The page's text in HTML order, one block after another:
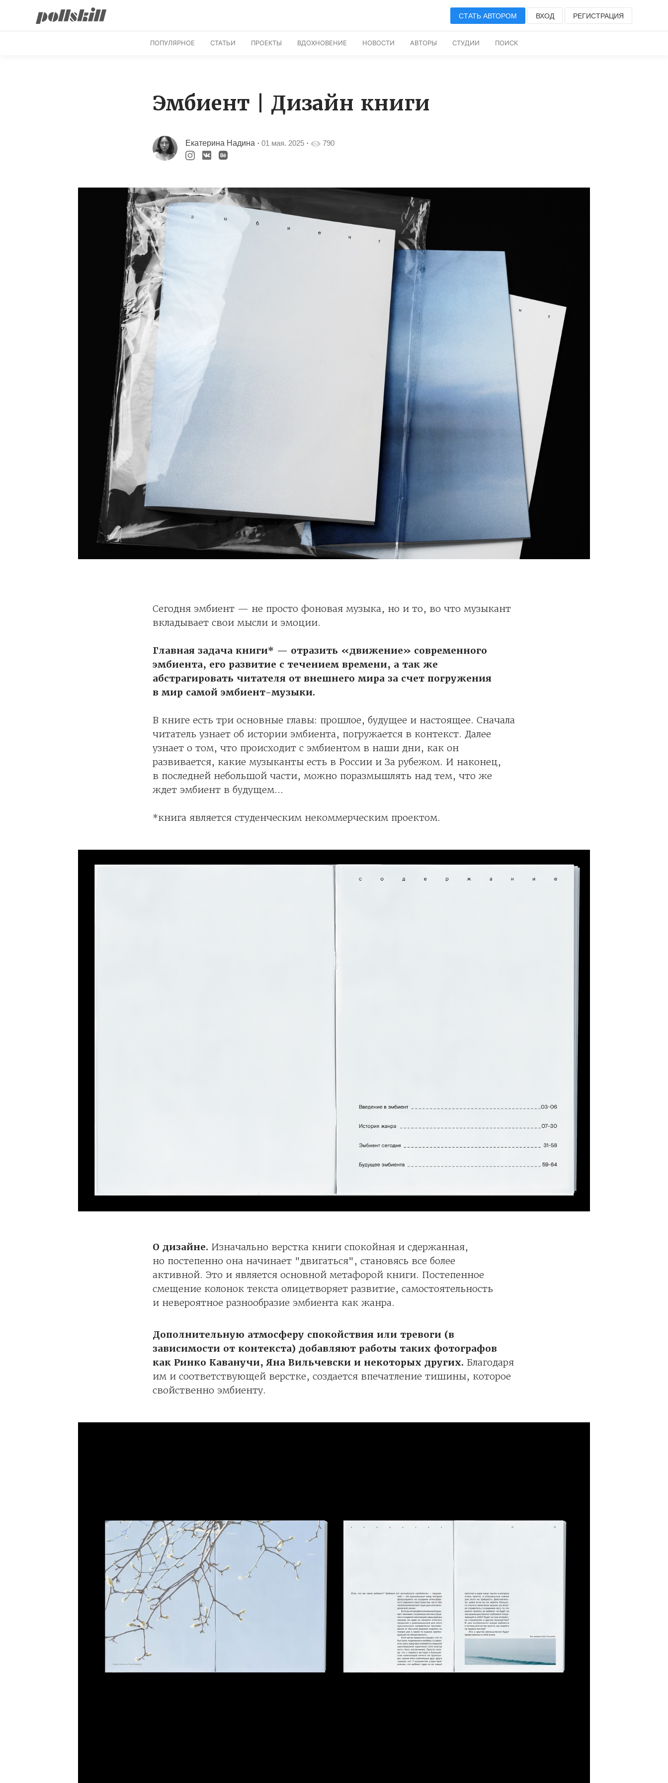
СТАТЬ АВТОРОМ ВХОД РЕГИСТРАЦИЯ
ПОПУЛЯРНОЕ СТАТЬИ ПРОЕКТЫ ВДОХНОВЕНИЕ НОВОСТИ АВТОРЫ СТУДИИ ПОИСК
Эмбиент | Дизайн книги
Екатерина Надина · 01 мая. 2025· 790
Cегодня эмбиент — не просто фоновая музыка, но и то, во что музыкант
вкладывает свои мысли и эмоции.
Главная задача книги* — отразить «движение» современного
эмбиента, его развитие с течением времени, а так же
абстрагировать читателя от внешнего мира за счет погружения
в мир самой эмбиент-музыки.
В книге есть три основные главы: прошлое, будущее и настоящее. Сначала
читатель узнает об истории эмбиента, погружается в контекст. Далее
узнает о том, что происходит с эмбиентом в наши дни, как он
развивается, какие музыканты есть в России и За рубежом. И наконец,
в последней небольшой части, можно поразмышлять над тем, что же
ждет эмбиент в будущем...
*книга является студенческим некоммерческим проектом.
О дизайне. Изначально верстка книги спокойная и сдержанная,
но постепенно она начинает "двигаться", становясь все более
активной. Это и является основной метафорой книги. Постепенное
смещение колонок текста олицетворяет развитие, самостоятельность
и невероятное разнообразие эмбиента как жанра.
Дополнительную атмосферу спокойствия или тревоги (в
зависимости от контекста) добавляют работы таких фотографов
как Ринко Каванучи, Яна Вильчевски и некоторых других. Благодаря
им и соответствующей верстке, создается впечатление тишины, которое
свойственно эмбиенту.